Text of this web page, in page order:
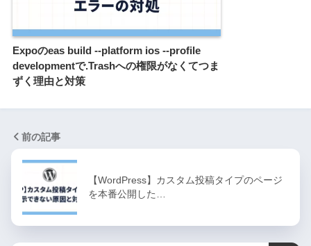
Expoのeas build --platform ios --profile
developmentで.Trashへの権限がなくてつま
ずく理由と対策
前の記事
【WordPress】カスタム投稿タイプのページ
を本番公開した…